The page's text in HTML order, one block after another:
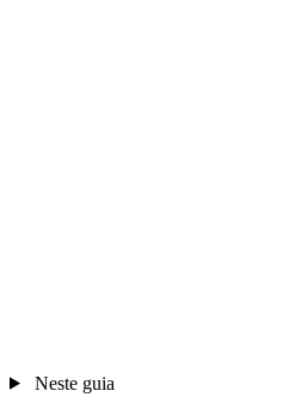
Neste guia